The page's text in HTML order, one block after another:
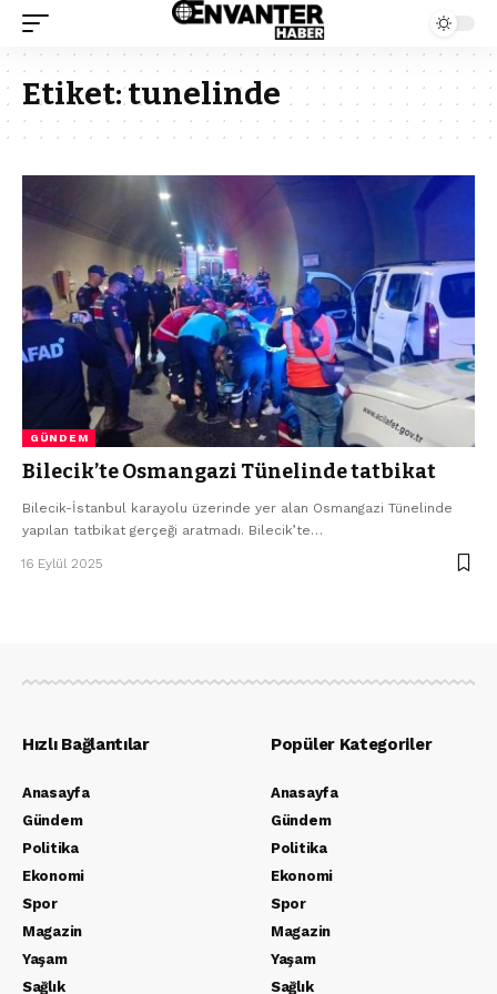
Etiket:tunelinde
GÜNDEM
Bilecik’te Osmangazi Tünelinde tatbikat
Bilecik-İstanbul karayolu üzerinde yer alan Osmangazi Tünelinde
yapılan tatbikat gerçeği aratmadı. Bilecik’te…
16 Eylül 2025
Hızlı Bağlantılar
Anasayfa
Gündem
Politika
Ekonomi
Spor
Magazin
Yaşam
Sağlık
Popüler Kategoriler
Anasayfa
Gündem
Politika
Ekonomi
Spor
Magazin
Yaşam
Sağlık